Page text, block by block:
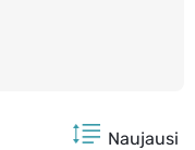
Naujausi